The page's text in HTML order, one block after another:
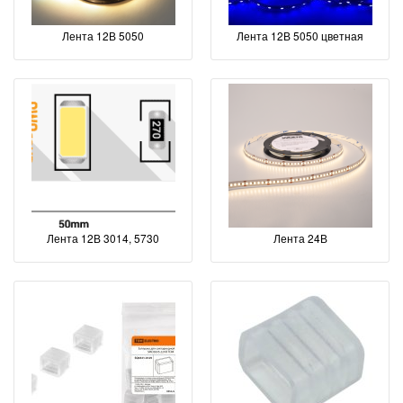
Лента 12В 5050 Лента 12В 5050 цветная
Лента 12В 3014, 5730 Лента 24В